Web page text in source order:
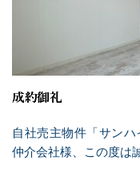
成約御礼
自社売主物件「サンハ
仲介会社様、この度は